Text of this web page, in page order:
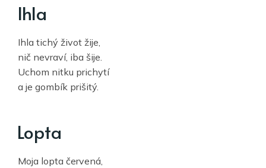
Ihla
Ihla tichý život žije,
nič nevraví, iba šije.
Uchom nitku prichytí
a je gombík prišitý.
Lopta
Moja lopta červená,